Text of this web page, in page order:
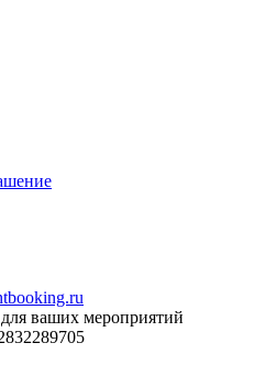
ваших мероприятий